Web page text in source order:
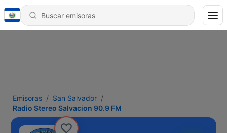
Emisoras
San Salvador
Radio Stereo Salvacion 90.9 FM